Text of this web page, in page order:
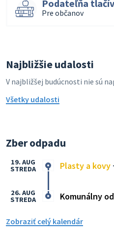
Podateľňa tlačív
Pre občanov
Najbližšie udalosti
V najbližšej budúcnosti nie sú
Všetky udalosti
Zber odpadu
Plasty a kovy
19. AUG
STREDA
Komunálny
26. AUG
STREDA
Zobraziť celý kalendár